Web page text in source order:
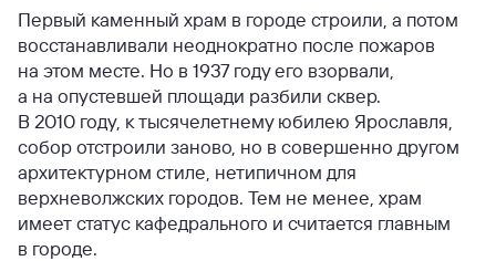
Первый каменный храм в городе строили, а потом
восстанавливали неоднократно после пожаров
на этом месте. Но в 1937 году его взорвали,
а на опустевшей площади разбили сквер.
В 2010 году, к тысячелетнему юбилею Ярославля,
собор отстроили заново, но в совершенно другом
архитектурном стиле, нетипичном для
верхневолжских городов. Тем не менее, храм
имеет статус кафедрального и считается главным
в городе.